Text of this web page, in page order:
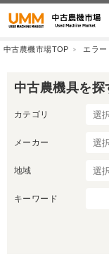
中古農機市場TOP エラー
中古農機具を探
カテゴリ
メーカー
地域
キーワード